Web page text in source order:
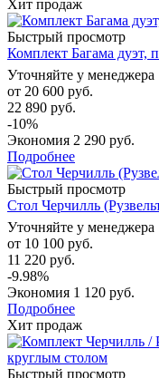
Хит продаж
Быстрый просмотр
Комплект Багама
Уточняйте у менеджера
от 20 600 руб.
22 890 руб.
-10%
Экономия 2 290 руб.
Подробнее
Быстрый просмотр
Стол Черчилль
Уточняйте у менеджера
от 10 100 руб.
11 220 руб.
-9.98%
Экономия 1 120 руб.
Подробнее
Хит продаж
Быстрый просмотр